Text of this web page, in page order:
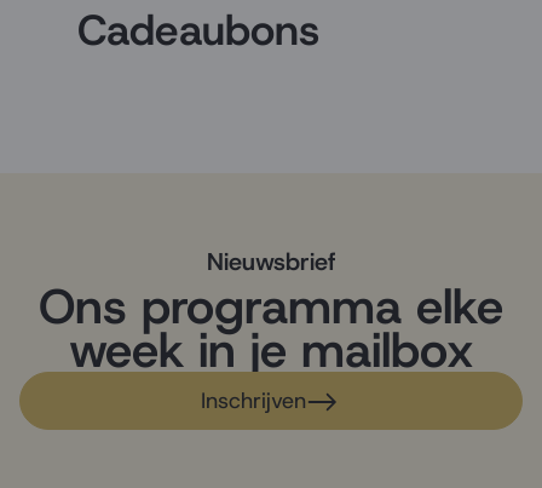
Cadeaubons
Nieuwsbrief
Ons programma elke
week in je mailbox
Inschrijven